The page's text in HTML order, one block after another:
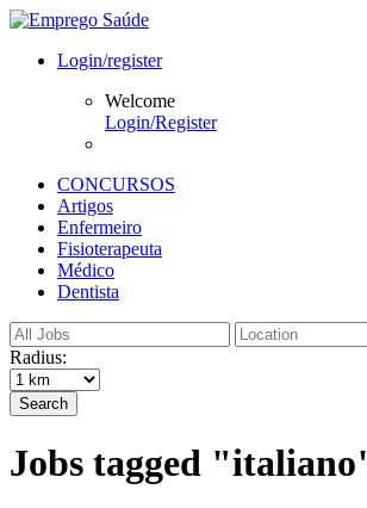
Login/register
Welcome
Login/Register
CONCURSOS
Artigos
Enfermeiro
Fisioterapeuta
Médico
Dentista
Radius:
Search
Jobs tagged